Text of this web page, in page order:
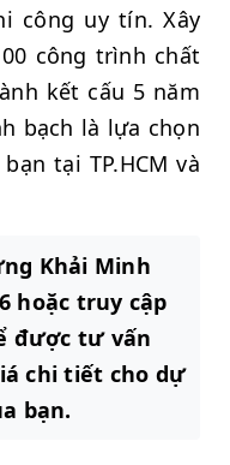
công uy tín. Xây
công trình chất
kết cấu 5 năm
bạch là lựa chọn
tại TP.HCM và
Khải Minh
hoặc truy cập
được tư vấn
chi tiết cho dự
bạn.